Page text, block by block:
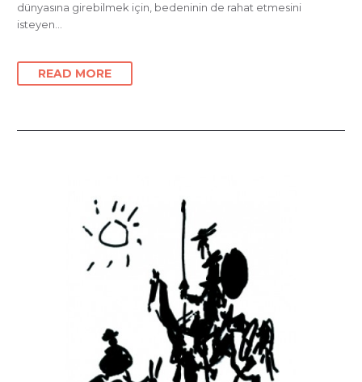
dünyasına girebilmek için, bedeninin de rahat etmesini
isteyen…
READ MORE